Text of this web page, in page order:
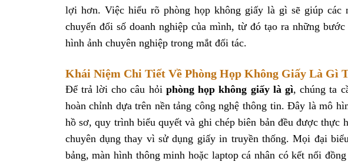
lợi hơn. Việc hiểu rõ phòng họp không giấy là gì sẽ giúp các
chuyển đổi số doanh nghiệp của mình, từ đó tạo ra những
hình ảnh chuyên nghiệp trong mắt đối tác.
Khái Niệm Chi Tiết Về Phòng Họp Không Giấy Là Gì
Để trả lời cho câu hỏi phòng họp không giấy là gì, chúng ta
hoàn chỉnh dựa trên nền tảng công nghệ thông tin. Đây là mô
hồ sơ, quy trình biểu quyết và ghi chép biên bản đều được thực
chuyên dụng thay vì sử dụng giấy in truyền thống. Mọi đại
bảng, màn hình thông minh hoặc laptop cá nhân có kết nối